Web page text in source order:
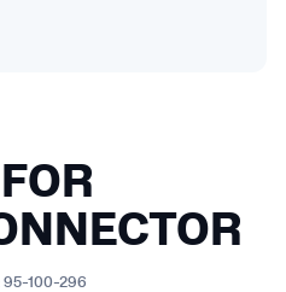
95-100-296